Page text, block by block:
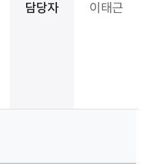
담당자 이태근